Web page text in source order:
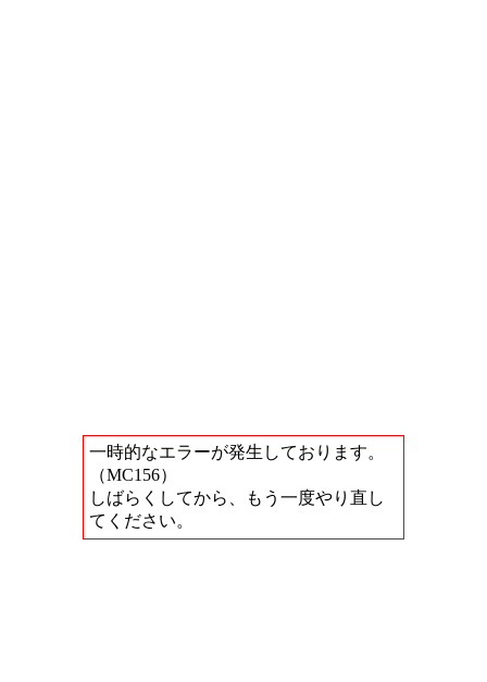
一時的なエラーが発生しております。
（MC156）
しばらくしてから、もう一度やり直し
てください。